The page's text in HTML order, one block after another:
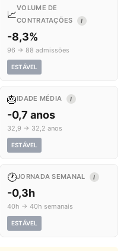
📈
VOLUME DE
CONTRATAÇÕES
I
-8,3%
96 → 88 admissões
ESTÁVEL
🎂IDADE MÉDIA I
-0,7 anos
32,9 → 32,2 anos
ESTÁVEL
🕐JORNADA SEMANAL I
-0,3h
40h → 40h semanais
ESTÁVEL